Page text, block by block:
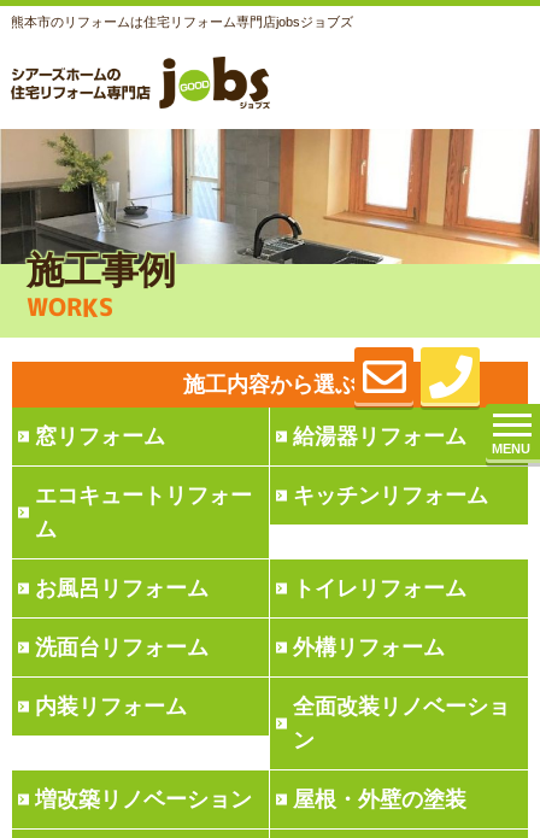
熊本市のリフォームは住宅リフォーム専門店jobsジョブズ
MENU
施工事例
WORKS
施工内容から選ぶ
窓リフォーム 給湯器リフォーム
エコキュートリフォー
ム
キッチンリフォーム
お風呂リフォーム トイレリフォーム
洗面台リフォーム 外構リフォーム
内装リフォーム
全面改装リノベーショ
ン
増改築リノベーション 屋根・外壁の塗装